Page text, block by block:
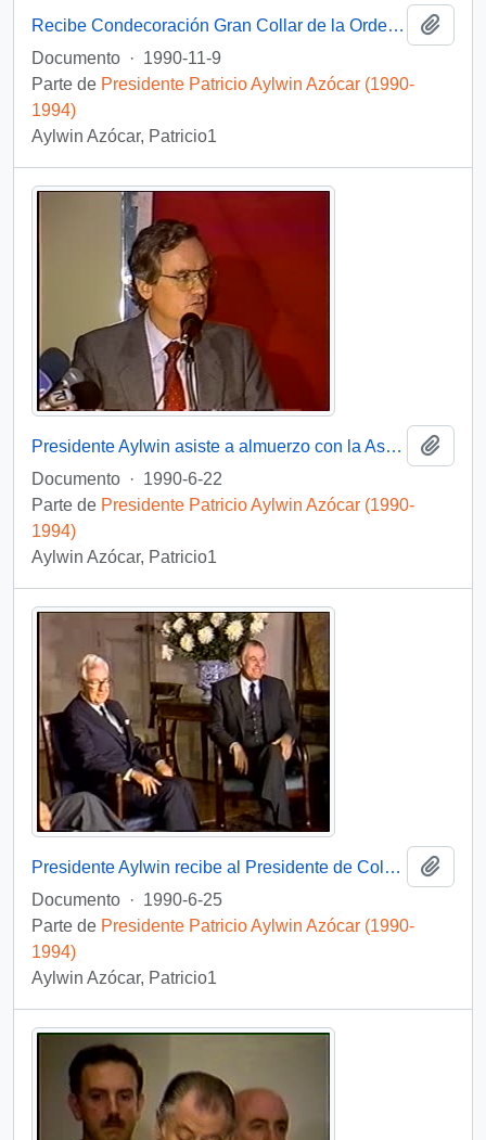
Recibe Condecoración Gran Collar de la Orden de Malta : vídeo
Documento · 1990-11-9
Parte de Presidente Patricio Aylwin Azócar (1990-
1994)
Aylwin Azócar, Patricio1
Presidente Aylwin asiste a almuerzo con la Asociación de Exportadores : video
Documento · 1990-6-22
Parte de Presidente Patricio Aylwin Azócar (1990-
1994)
Aylwin Azócar, Patricio1
Presidente Aylwin recibe al Presidente de Colombia Virgilio Barco Vargas en la Moneda: video
Documento · 1990-6-25
Parte de Presidente Patricio Aylwin Azócar (1990-
1994)
Aylwin Azócar, Patricio1